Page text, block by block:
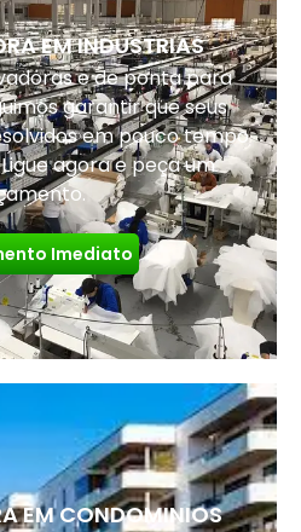
EM INDUSTRIAS
e de ponta para
garantir que seus
em pouco tempo
agora e peça um
Imediato
EM CONDOMINIOS